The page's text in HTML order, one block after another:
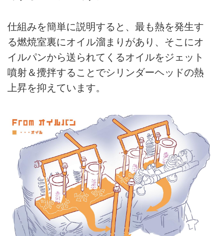
仕組みを簡単に説明すると、最も熱を発生す
る燃焼室裏にオイル溜まりがあり、そこにオ
イルパンから送られてくるオイルをジェット
噴射＆攪拌することでシリンダーヘッドの熱
上昇を抑えています。